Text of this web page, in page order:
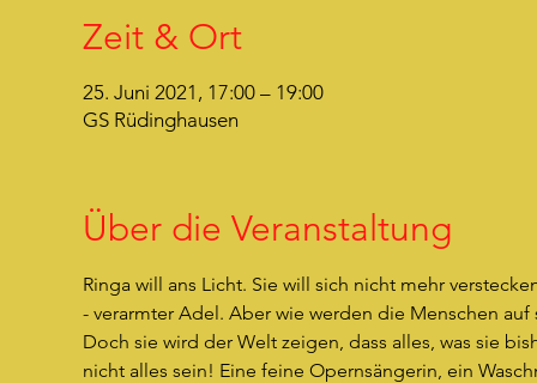
Zeit & Ort
25. Juni 2021, 17:00 – 19:00
GS Rüdinghausen
Über die Veranstaltung
Ringa will ans Licht. Sie will sich nicht mehr
- verarmter Adel. Aber wie werden die Menschen
Doch sie wird der Welt zeigen, dass alles, was sie
nicht alles sein! Eine feine Opernsängerin, ein